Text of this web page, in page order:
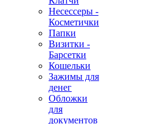
Несессеры -
Косметички
Папки
Визитки -
Барсетки
Кошельки
Зажимы для
денег
Обложки
для
документов